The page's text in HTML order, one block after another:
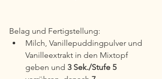
Belag und Fertigstellung:
Milch, Vanillepuddingpulver und
Vanilleextrakt in den Mixtopf
geben und 3 Sek./Stufe 5